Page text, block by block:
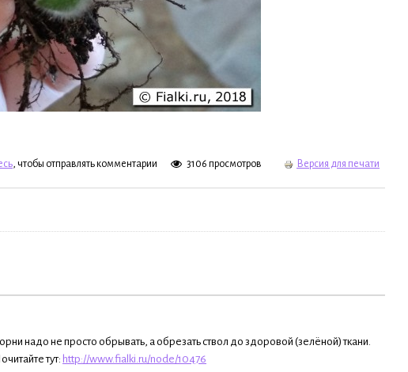
, чтобы отправлять комментарии 3106 просмотров Версия для печати
надо не просто обрывать, а обрезать ствол до здоровой (зелёной) ткани.
тут: http://www.fialki.ru/node/10476